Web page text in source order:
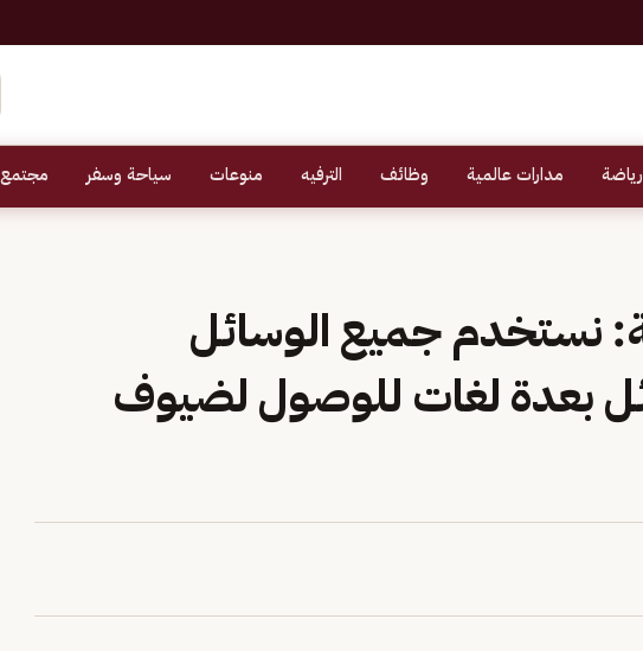
رياضة مدارات عالمية وظائف الترفيه منوعات سياحة وسفر مجتمع
نستخدم جميع الوسائل
بعدة لغات للوصول لضيوف